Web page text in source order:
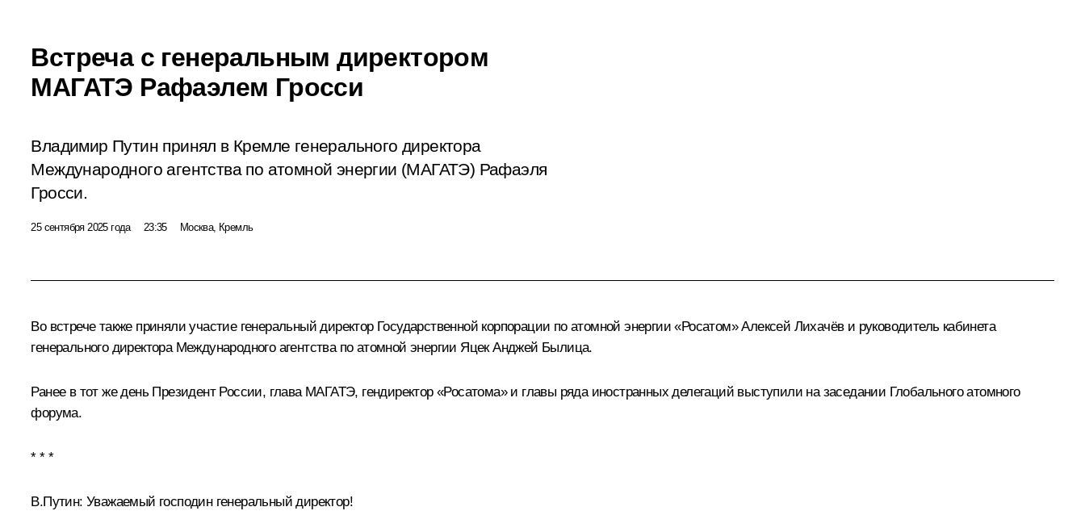
Встреча с генеральным директором
МАГАТЭ Рафаэлем Гросси
Владимир Путин принял в Кремле генерального директора
Международного агентства по атомной энергии (МАГАТЭ) Рафаэля
Гросси.
25 сентября 2025 года 23:35 Москва, Кремль
Во встрече также приняли участие генеральный директор Государственной корпорации по атомной энергии «Росатом»Алексей Лихачёви руководитель кабинета
генерального директора Международного агентства по атомной энергии Яцек Анджей Былица.
Ранее в тот же день Президент России, глава МАГАТЭ, гендиректор «Росатома» и главы ряда иностранных делегаций выступили на заседании Глобального атомного
форума.
* * *
В.Путин: Уважаемый господин генеральный директор!